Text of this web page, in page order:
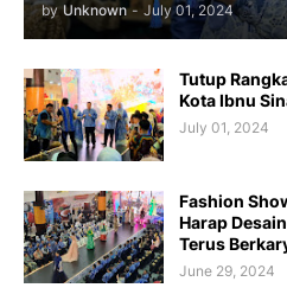
by Unknown - July 01, 2024
Tutup
Kota Ibnu
July 01, 2024
Fashion
Harap
Terus
June 29, 2024